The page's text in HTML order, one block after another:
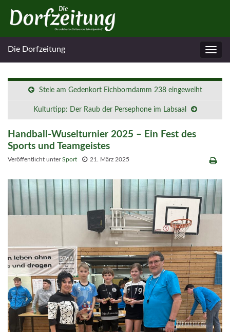
Die Dorfzeitung
Stele am Gedenkort Eichborndamm 238 eingeweiht
Kulturtipp: Der Raub der Persephone im Labsaal
Handball-Wuselturnier 2025 – Ein Fest des
Sports und Teamgeistes
Veröffentlicht unterSport 21. März 2025